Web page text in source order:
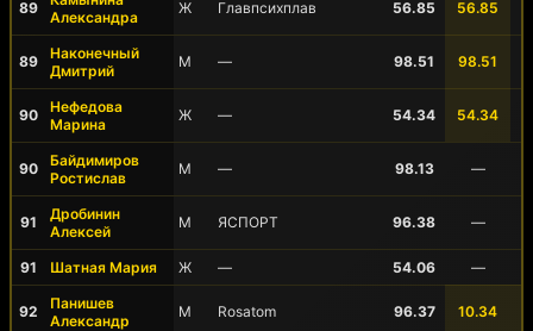
89
Александра
Ж Главпсихплав 56.85 56.85
89
Наконечный
Дмитрий
М — 98.51 98.51
90
Нефедова
Марина
Ж — 54.34 54.34
90
Байдимиров
Ростислав
М — 98.13 —
91
Дробинин
Алексей
М ЯСПОРТ 96.38 —
91 Шатная Мария Ж — 54.06 —
92
Панишев
Александр
М Rosatom 96.37 10.34